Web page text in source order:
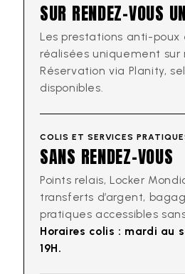
SUR RENDEZ-VOUS
Les prestations anti-poux
réalisées uniquement sur
Réservation via Planity,
disponibles.
COLIS ET SERVICES
SANS RENDEZ-VOUS
Points relais, Locker
transferts d’argent,
pratiques accessibles
Horaires colis : mardi au
19H.